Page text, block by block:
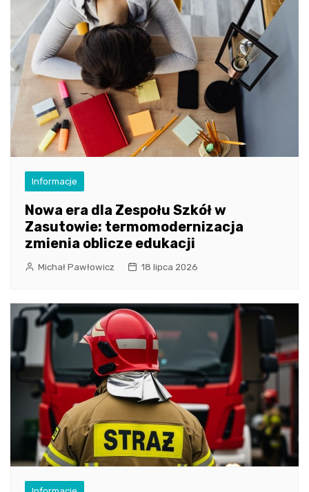
Informacje
Nowa era dla Zespołu Szkół w
Zasutowie: termomodernizacja
zmienia oblicze edukacji
Michał Pawłowicz 18 lipca 2026